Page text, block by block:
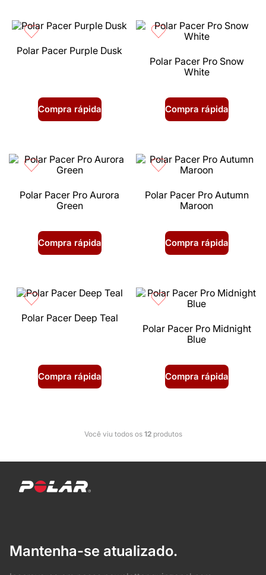
Polar Pacer Purple Dusk
Compra rápida
Polar Pacer Pro Snow
White
Compra rápida
Polar Pacer Pro Aurora
Green
Compra rápida
Polar Pacer Pro Autumn
Maroon
Compra rápida
Polar Pacer Deep Teal
Compra rápida
Polar Pacer Pro Midnight
Blue
Compra rápida
Você viu todos os 12produtos
Mantenha-se atualizado.